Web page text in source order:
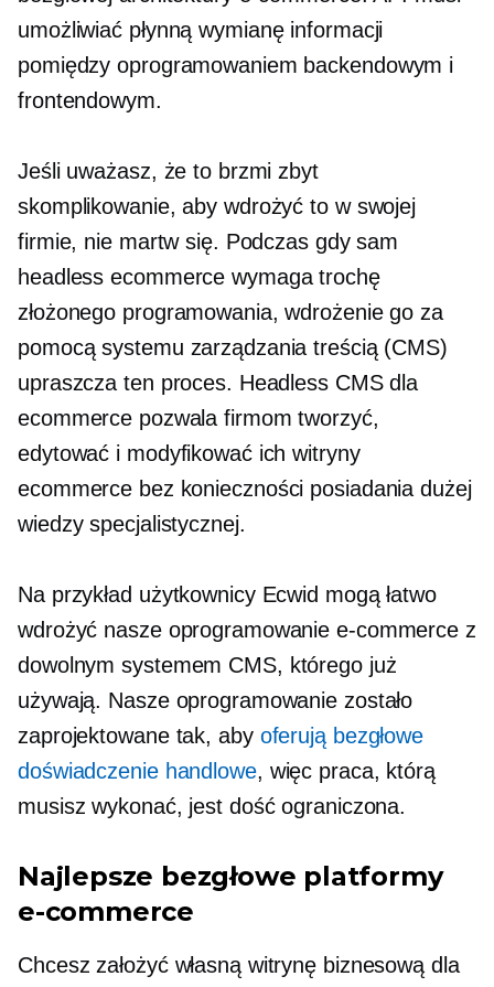
umożliwiać płynną wymianę informacji
pomiędzy oprogramowaniem backendowym i
frontendowym.
Jeśli uważasz, że to brzmi zbyt
skomplikowanie, aby wdrożyć to w swojej
firmie, nie martw się. Podczas gdy sam
headless ecommerce wymaga trochę
złożonego programowania, wdrożenie go za
pomocą systemu zarządzania treścią (CMS)
upraszcza ten proces. Headless CMS dla
ecommerce pozwala firmom tworzyć,
edytować i modyfikować ich witryny
ecommerce bez konieczności posiadania dużej
wiedzy specjalistycznej.
Na przykład użytkownicy Ecwid mogą łatwo
wdrożyć nasze oprogramowanie e-commerce z
dowolnym systemem CMS, którego już
używają. Nasze oprogramowanie zostało
zaprojektowane tak, aby oferują bezgłowe
doświadczenie handlowe, więc praca, którą
musisz wykonać, jest dość ograniczona.
Najlepsze bezgłowe platformy
e-commerce
Chcesz założyć własną witrynę biznesową dla